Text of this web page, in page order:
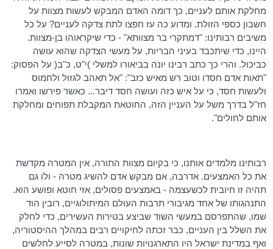
מחלקת אותם לעניים, כך דומה האדם המבקש לעשות מצוות על
חשבון כספי הזולת. ומדוע כה עז חפצו לתת צדקה לעניים? על כל
משיבים רבותינו: "דמתקרי בר מצוותא" - כדי שיקראוהו בן-מצוות.
היינו, כדי שיתכבד בעיני הבריות, על מעשי הצדקה שהוא עושה
כביכול. והרי כך כתב רבינו יונה בביאורו למשלי )י"ט, כ"ב( על הפסוק:
"תאות אדם חסדו וטוב רש מאיש כזב": "אל תאהב לגזול ולחמוס
ולעשות חסד, כי על איש כזה ועושה חסד דיבר... כאשר פירשו ואמרו
חז"ל בדרך משל על העניין הזה, החוטאת המקבלת תפוחים ומחלקת
אותם לחולים".
רבותינו מלמדים אותנו, כי בקיום מצוות התורה, אין המטרה מקדשת
את כל האמצעים. אדרבה, אם מבקש אדם להשיג מטרה - ולו גם
תהיה זו חיובית לכשעצמה - באמצעים פסולים, אזי חוטא ופושע הוא.
התנהגותו של אחד מגיבורי תרבות העולם המיתולוגיים, רובין הוד
שמו, שהתפרסם במעשי השוד שביצע בטירות העשירים, כדי לחלק
את השלל בין העניים, כבר זכתה לחיקויים רבים במהלך ההיסטוריה,
ואף במדינת ישראל היו התארגנויות שונות, במטרה לסייע לחלשים